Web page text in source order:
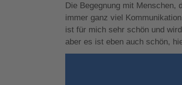
Die Begegnung mit Menschen,
immer ganz viel
ist für mich sehr schön und
aber es ist eben auch schön,